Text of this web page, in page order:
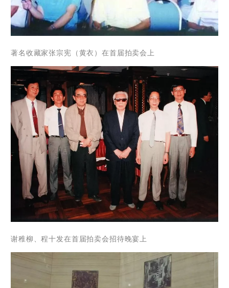
著名收藏家张宗宪（黄衣）在首届拍卖会上
谢稚柳、程十发在首届拍卖会招待晚宴上